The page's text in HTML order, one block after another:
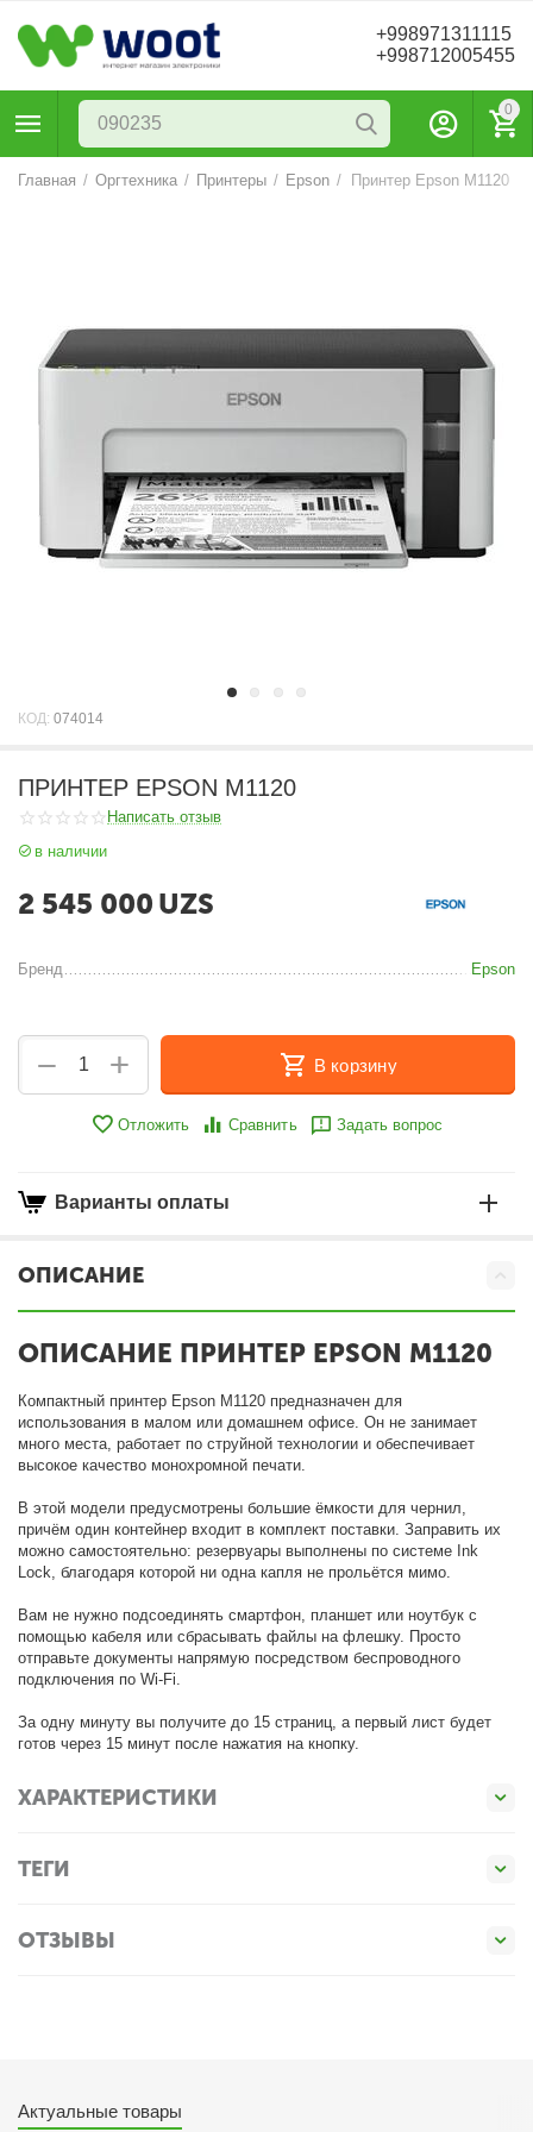
+998971311115
+998712005455
0
Главная / Оргтехника / Принтеры / Epson / Принтер Epson M1120
КОД: 074014
ПРИНТЕР EPSON M1120
Написать отзыв
в наличии
2 545 000 UZS
Бренд Epson
+
− В корзину
Отложить Сравнить Задать вопрос
Варианты оплаты
ОПИСАНИЕ
ОПИСАНИЕ ПРИНТЕР EPSON M1120
Компактный принтер Epson M1120 предназначен для
использования в малом или домашнем офисе. Он не занимает
много места, работает по струйной технологии и обеспечивает
высокое качество монохромной печати.
В этой модели предусмотрены большие ёмкости для чернил,
причём один контейнер входит в комплект поставки. Заправить их
можно самостоятельно: резервуары выполнены по системе Ink
Lock, благодаря которой ни одна капля не прольётся мимо.
Вам не нужно подсоединять смартфон, планшет или ноутбук с
помощью кабеля или сбрасывать файлы на флешку. Просто
отправьте документы напрямую посредством беспроводного
подключения по Wi-Fi.
За одну минуту вы получите до 15 страниц, а первый лист будет
готов через 15 минут после нажатия на кнопку.
ХАРАКТЕРИСТИКИ
ТЕГИ
ОТЗЫВЫ
Актуальные товары